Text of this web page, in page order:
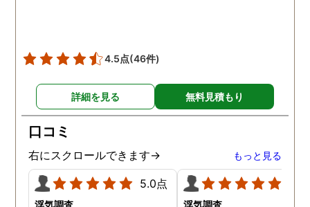
4.5点(46件)
詳細を見る 無料見積もり
口コミ
右にスクロールできます→ もっと見る
5.0点
浮気調査 浮気調査